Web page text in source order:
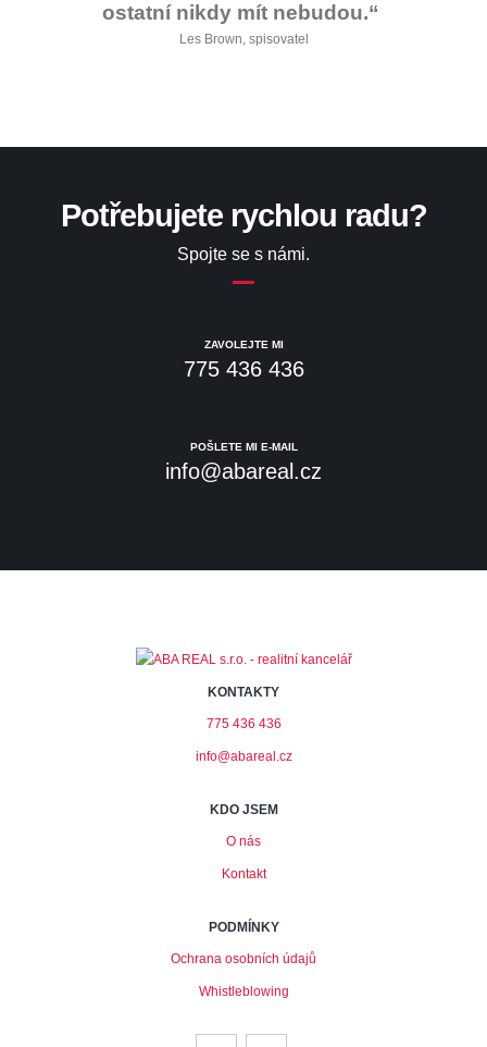
ostatní nikdy mít nebudou.“
Les Brown, spisovatel
Potřebujete rychlou radu?
Spojte se s námi.
ZAVOLEJTE MI
775 436 436
POŠLETE MI E-MAIL
info@abareal.cz
KONTAKTY
775 436 436
info@abareal.cz
KDO JSEM
O nás
Kontakt
PODMÍNKY
Ochrana osobních údajů
Whistleblowing